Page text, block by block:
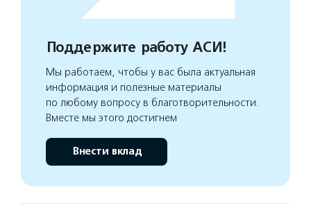
Поддержите работу АСИ!
Мы работаем, чтобы у вас была актуальная
информация и полезные материалы
по любому вопросу в благотворительности.
Вместе мы этого достигнем
Внести вклад